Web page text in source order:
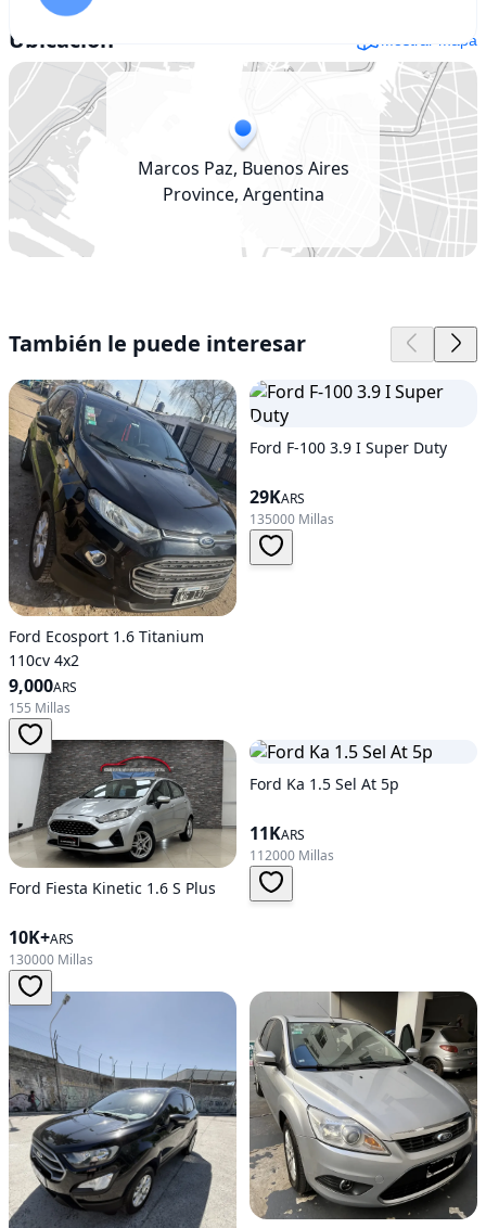
Ubicación Mostrar mapa
Marcos Paz, Buenos Aires
Province, Argentina
También le puede interesar
Ford Ecosport 1.6 Titanium
110cv 4x2
9,000ARS
155 Millas
Ford F-100 3.9 I Super Duty
29KARS
135000 Millas
Ford Fiesta Kinetic 1.6 S Plus
10K+ARS
130000 Millas
Ford Ka 1.5 Sel At 5p
11KARS
112000 Millas